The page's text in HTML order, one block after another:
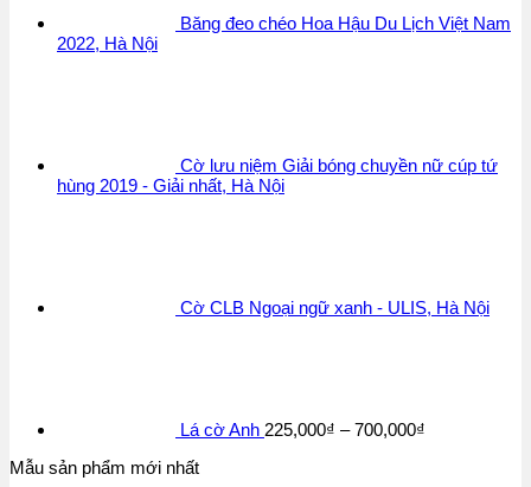
Băng đeo chéo Hoa Hậu Du Lịch Việt Nam
2022, Hà Nội
Cờ lưu niệm Giải bóng chuyền nữ cúp tứ
hùng 2019 - Giải nhất, Hà Nội
Cờ CLB Ngoại ngữ xanh - ULIS, Hà Nội
Lá cờ Anh 225,000₫ – 700,000₫
Mẫu sản phẩm mới nhất